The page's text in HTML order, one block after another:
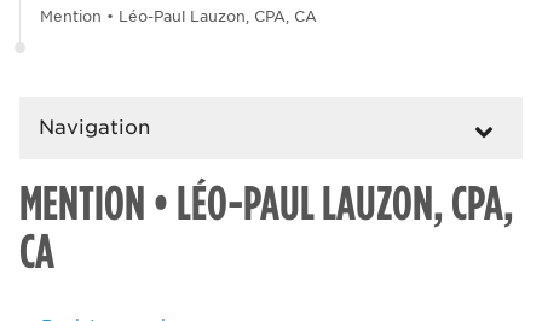
Mention • Léo-Paul Lauzon, CPA, CA
Navigation
MENTION • LÉO-PAUL LAUZON, CPA,
CA